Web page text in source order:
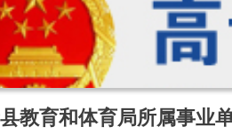
教育和体育局所属事业